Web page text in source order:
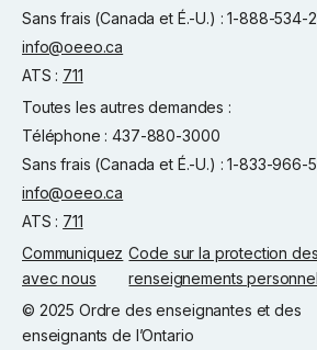
Sans frais (Canada et É.-U.) : 1-888-534-
info@oeeo.ca
ATS : 711
Toutes les autres demandes :
Téléphone : 437-880-3000
Sans frais (Canada et É.-U.) : 1-833-966-
info@oeeo.ca
ATS : 711
Communiquez
avec nous
Code sur la protection des
renseignements
© 2025 Ordre des enseignantes et des
enseignants de l’Ontario